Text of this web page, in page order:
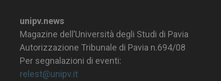
unipv.news
Magazine dell’Università degli Studi di Pavia
Autorizzazione Tribunale di Pavia n.694/08
Per segnalazioni di eventi:
relest@unipv.it